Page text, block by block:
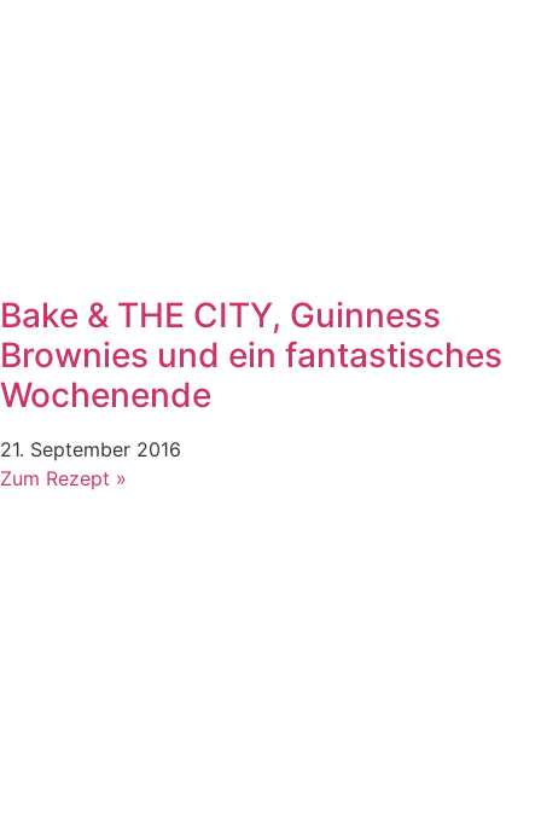
Bake & THE CITY, Guinness
Brownies und ein fantastisches
Wochenende
21. September 2016
Zum Rezept »